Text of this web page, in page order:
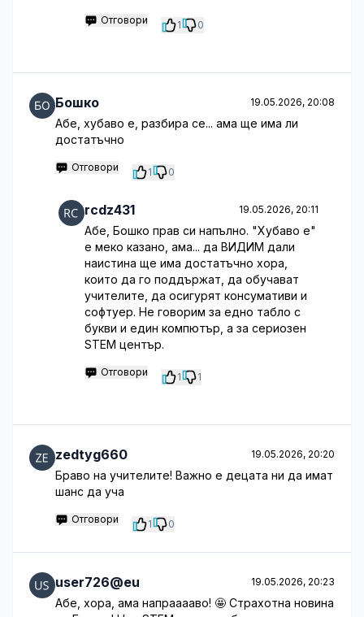
Отговори 1 0
Бошко 19.05.2026, 20:08
Абе, хубаво е, разбира се... ама ще има ли
достатъчно
Отговори 1 0
rcdz431 19.05.2026, 20:11
Абе, Бошко прав си напълно. "Хубаво е"
е меко казано, ама... да ВИДИМ дали
наистина ще има достатъчно хора,
които да го поддържат, да обучават
учителите, да осигурят консумативи и
софтуер. Не говорим за едно табло с
букви и един компютър, а за сериозен
STEM център.
Отговори 1 1
zedtyg660 19.05.2026, 20:20
Браво на учителите! Важно е децата ни да имат
шанс да уча
Отговори 1 0
user726@eu 19.05.2026, 20:23
Абе, хора, ама напрааааво! 🤩 Страхотна новина